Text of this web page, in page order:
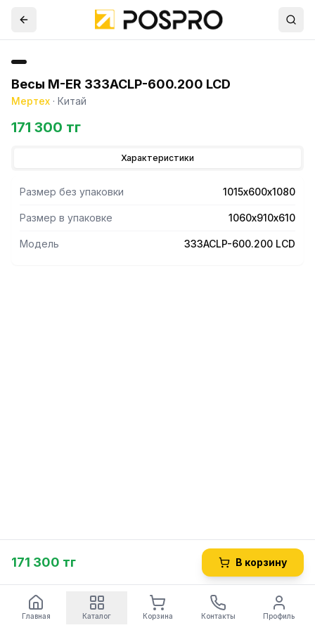
Весы M-ER 333ACLP-600.200 LCD
Мертех · Китай
171 300 тг
Характеристики
Размер без упаковки 1015х600х1080
Размер в упаковке 1060х910х610
Модель 333ACLP-600.200 LCD
171 300 тг В корзину
Главная Каталог Корзина Контакты Профиль